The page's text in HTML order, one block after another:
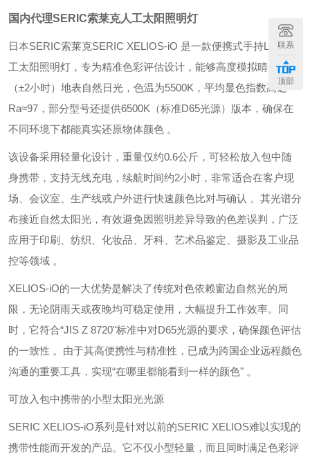
国内代理SERIC索莱克人工太阳照明灯
日本SERIC索莱克SERIC XELIOS-iO‌ 是一款便携式手持LED人
工太阳照明灯，专为精准色彩评估设计，能够高度模拟晴天正午
（±2小时）地表自然日光，色温为‌5500K‌，平均显色指数高达
‌Ra≈97‌，部分型号还提供‌6500K‌（标准D65光源）版本，确保在
不同环境下都能真实还原物体颜色 。
该设备采用轻量化设计，重量仅约‌0.6公斤‌，可轻松放入包中随
身携带，支持无线充电，续航时间约2小时，非常适合在客户现
场、会议室、生产线或户外进行快速颜色比对与确认 。其光谱分
布接近自然太阳光，有效避免因照明差异导致的色差误判，广泛
应用于‌印刷、纺织、化妆品、牙科、艺术品鉴定、摄影及工业品
控‌等领域 。
XELIOS-iO的一大优势是解决了传统对色依赖窗边自然光的局
限，无论阴雨天或夜晚均可稳定使用，大幅提升工作效率。同
时，它符合“JIS Z 8720"标准中对D65光源的要求，确保颜色评估
的一致性 。由于其高便携性与精准性，已成为跨国企业远程颜色
沟通的重要工具，实现“在哪里都能看到一样的颜色" 。
可放入包中携带的小型太阳光光源
SERIC XELIOS-iO系列是针对以前的SERIC XELIOS难以实现的
携带性能而开发的产品。它不仅小型轻量，而且同时满足色彩评
联系
顶部